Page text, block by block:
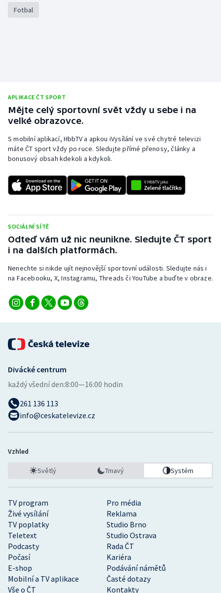
Plážový volejbal
Short track
Sportovní střelba
Stolní tenis
Triatlon
Vodní slalom
Volejbal
Ostatní
Fotbal
APLIKACE ČT SPORT
Mějte celý sportovní svět vždy u sebe i na
velké obrazovce.
S mobilní aplikací, HbbTV a apkou iVysílání ve své chytré televizi
máte ČT sport vždy po ruce. Sledujte přímé přenosy, články a
bonusový obsah kdekoli a kdykoli.
SOCIÁLNÍ SÍTĚ
Odteď vám už nic neunikne. Sledujte ČT sport
i na dalších platformách.
Nenechte si nikde ujít nejnovější sportovní události. Sledujte nás i
na Facebooku, X, Instagramu, Threads či YouTube a buďte v obraze.
TV program
Pro média
Živé vysílání
Reklama
TV poplatky
Studio Brno
Teletext
Studio Ostrava
Podcasty
Rada ČT
Počasí
Kariéra
E-shop
Podávání námětů
Mobilní a TV aplikace
Časté dotazy
Vše o ČT
Kontakty
Divácké centrum
každý všední den:8:00—16:00 hodin
261 136 113
info@ceskatelevize.cz
Vzhled
Světlý Tmavý Systém